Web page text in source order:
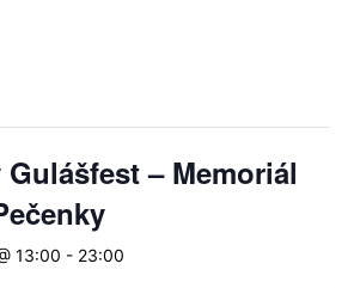
– Memoriál
13:00 - 23:00